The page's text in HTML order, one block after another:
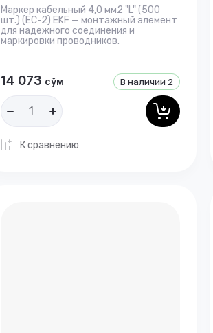
Маркер кабельный 4,0 мм2 "L" (500
шт.) (ЕС-2) EKF — монтажный элемент
для надежного соединения и
маркировки проводников.
В наличии 2
14 073 сўм
К сравнению